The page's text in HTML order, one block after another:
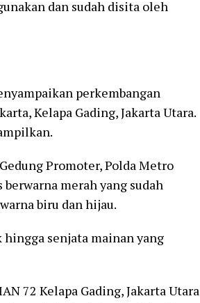
dan sudah disita oleh
perkembangan
Kelapa Gading, Jakarta Utara.
Promoter, Polda Metro
berwarna merah yang sudah
biru dan hijau.
senjata mainan yang
72 Kelapa Gading, Jakarta Utara